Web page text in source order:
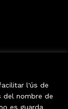
l'ús de
del nombre de
es guarda